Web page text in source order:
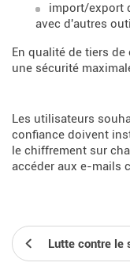
import/export
avec d'autres
En qualité de tiers
une sécurité
Les utilisateurs
confiance doivent
le chiffrement sur
accéder aux e-mails
Lutte contre le